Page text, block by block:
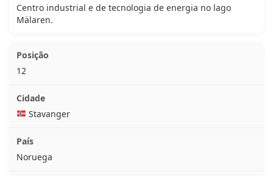
Centro industrial e de tecnologia de energia no lago
Mälaren.
12
Stavanger
Noruega